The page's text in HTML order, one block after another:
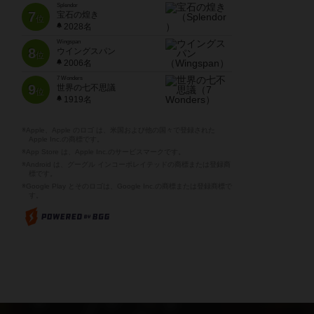
7位
宝石の煌き
2028名
8位
Wingspan
ウイングスパン
2006名
9位
7 Wonders
世界の七不思議
1919名